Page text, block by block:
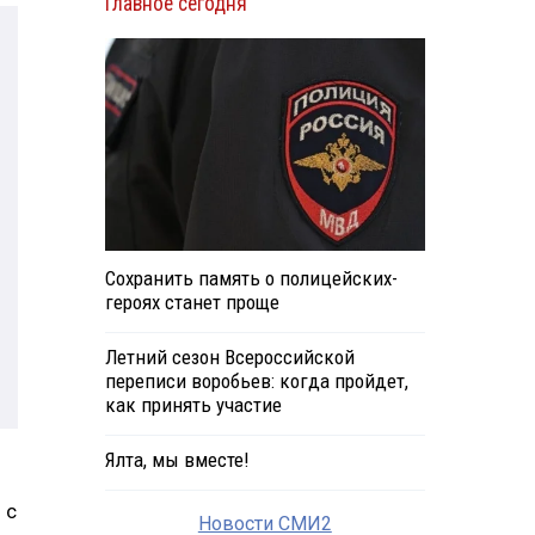
с
Сохранить память о полицейских-
героях станет проще
Летний сезон Всероссийской
переписи воробьев: когда пройдет,
как принять участие
Ялта, мы вместе!
Новости СМИ2